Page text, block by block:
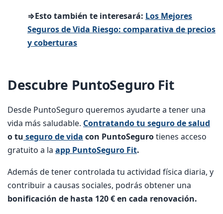
⇒Esto también te interesará: Los Mejores
Seguros de Vida Riesgo: comparativa de precios
y coberturas
Descubre PuntoSeguro Fit
Desde PuntoSeguro queremos ayudarte a tener una
vida más saludable. Contratando tu seguro de salud
o tu seguro de vida con PuntoSegurotienes acceso
gratuito a la app PuntoSeguro Fit.
Además de tener controlada tu actividad física diaria, y
contribuir a causas sociales, podrás obtener una
bonificación de hasta 120 € en cada renovación.